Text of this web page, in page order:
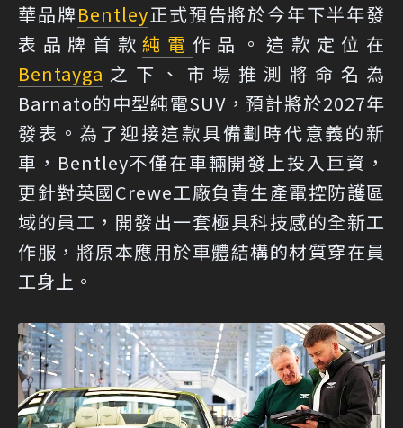
華品牌Bentley正式預告將於今年下半年發
表品牌首款純電 作品。這款定位在
Bentayga 之下、市場推測將命名為
Barnato的中型純電SUV，預計將於2027年
發表。為了迎接這款具備劃時代意義的新
車，Bentley不僅在車輛開發上投入巨資，
更針對英國Crewe工廠負責生產電控防護區
域的員工，開發出一套極具科技感的全新工
作服，將原本應用於車體結構的材質穿在員
工身上。